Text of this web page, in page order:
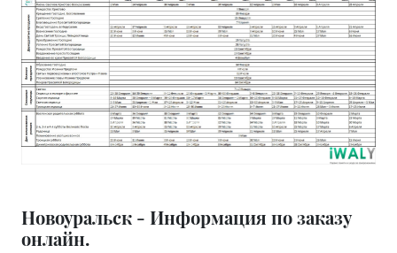
Новоуральск - Информация по заказу
онлайн.